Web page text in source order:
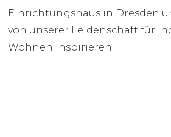
Einrichtungshaus in Dresden
von unserer Leidenschaft für
Wohnen inspirieren.